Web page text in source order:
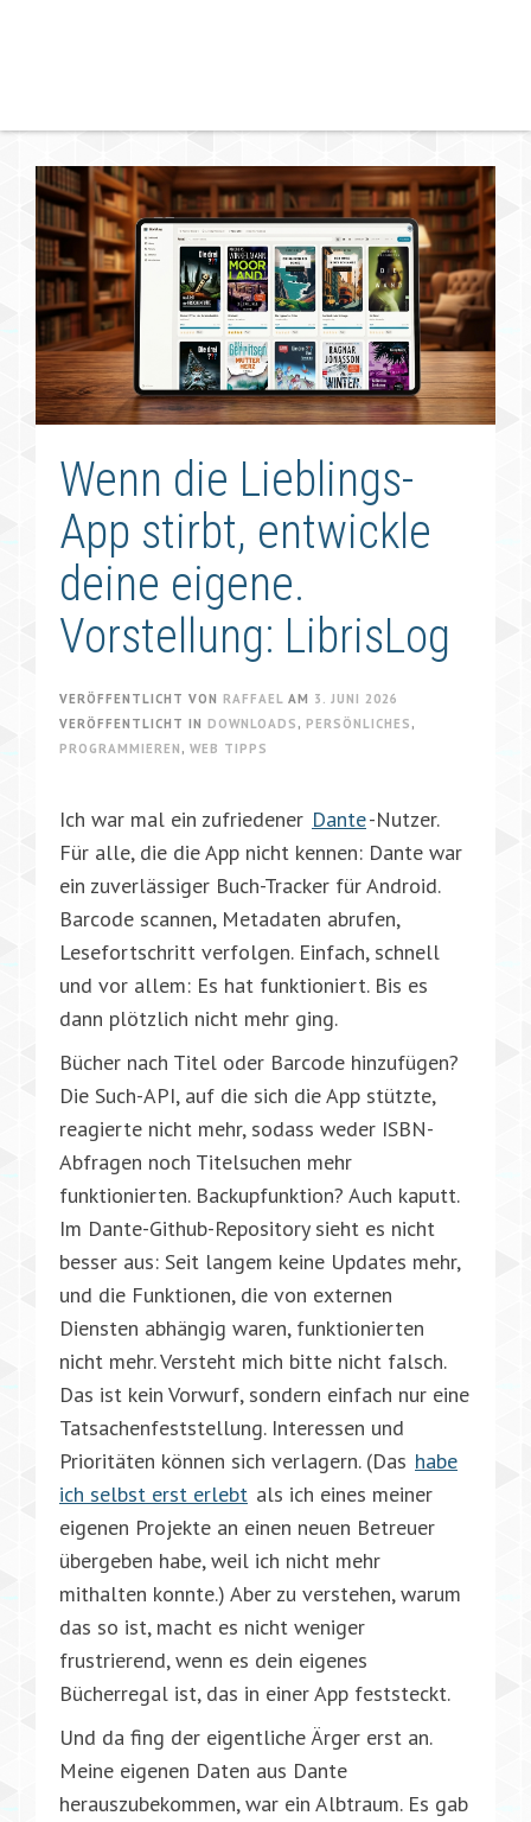
Wenn die Lieblings-
App stirbt, entwickle
deine eigene.
Vorstellung: LibrisLog
VERÖFFENTLICHT VON RAFFAEL AM 3. JUNI 2026
VERÖFFENTLICHT IN DOWNLOADS , PERSÖNLICHES ,
PROGRAMMIEREN , WEB TIPPS
Ich war mal ein zufriedener Dante-Nutzer.
Für alle, die die App nicht kennen: Dante war
ein zuverlässiger Buch-Tracker für Android.
Barcode scannen, Metadaten abrufen,
Lesefortschritt verfolgen. Einfach, schnell
und vor allem: Es hat funktioniert. Bis es
dann plötzlich nicht mehr ging.
Bücher nach Titel oder Barcode hinzufügen?
Die Such-API, auf die sich die App stützte,
reagierte nicht mehr, sodass weder ISBN-
Abfragen noch Titelsuchen mehr
funktionierten. Backupfunktion? Auch kaputt.
Im Dante-Github-Repository sieht es nicht
besser aus: Seit langem keine Updates mehr,
und die Funktionen, die von externen
Diensten abhängig waren, funktionierten
nicht mehr. Versteht mich bitte nicht falsch.
Das ist kein Vorwurf, sondern einfach nur eine
Tatsachenfeststellung. Interessen und
Prioritäten können sich verlagern. (Das habe
ich selbst erst erlebt als ich eines meiner
eigenen Projekte an einen neuen Betreuer
übergeben habe, weil ich nicht mehr
mithalten konnte.) Aber zu verstehen, warum
das so ist, macht es nicht weniger
frustrierend, wenn es dein eigenes
Bücherregal ist, das in einer App feststeckt.
Und da fing der eigentliche Ärger erst an.
Meine eigenen Daten aus Dante
herauszubekommen, war ein Albtraum. Es gab